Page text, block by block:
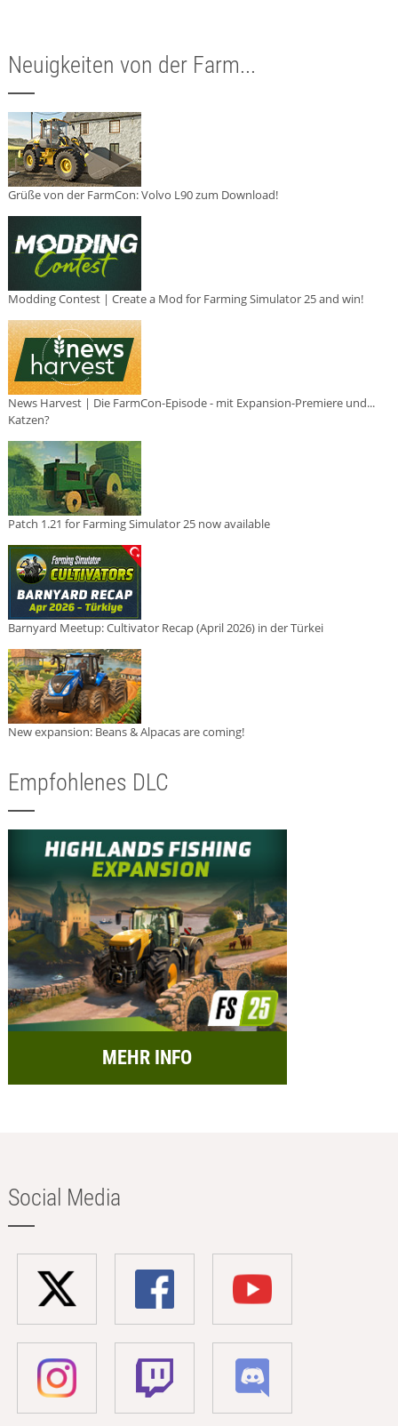
Neuigkeiten von der Farm...
Grüße von der FarmCon: Volvo L90 zum Download!
Modding Contest | Create a Mod for Farming Simulator 25 and win!
News Harvest | Die FarmCon-Episode - mit Expansion-Premiere und...
Katzen?
Patch 1.21 for Farming Simulator 25 now available
Barnyard Meetup: Cultivator Recap (April 2026) in der Türkei
New expansion: Beans & Alpacas are coming!
Empfohlenes DLC
MEHR INFO
Social Media